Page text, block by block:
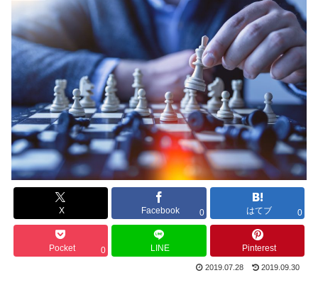
X Facebook 0 はてブ 0
Pocket 0 LINE Pinterest
2019.07.28 2019.09.30